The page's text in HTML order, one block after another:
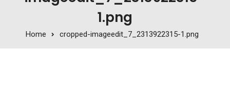
1.png
Home cropped-imageedit_7_2313922315-1.png